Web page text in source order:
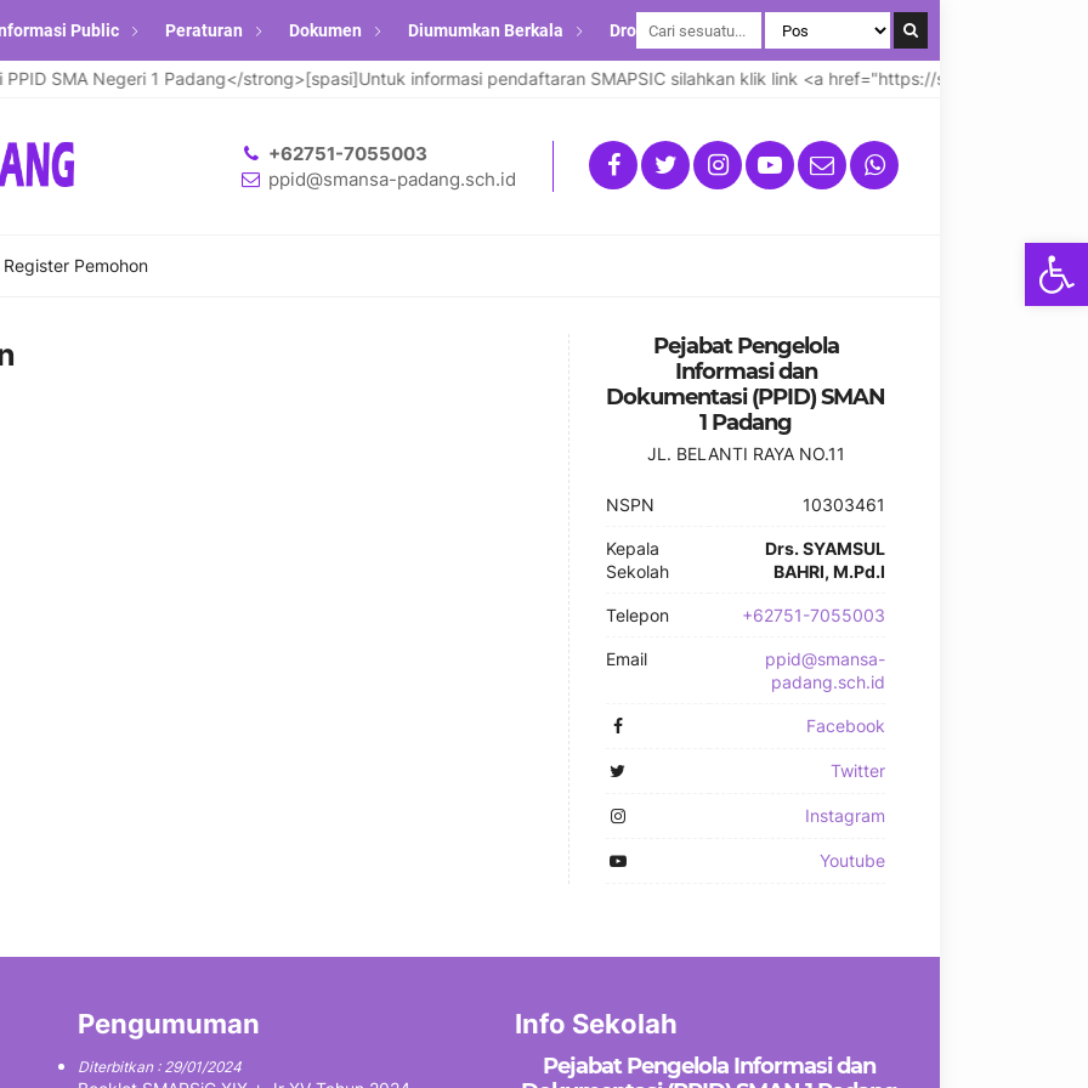
Public Peraturan Dokumen Diumumkan Berkala Drop Down
SMA Negeri 1 Padang</strong>[spasi]Untuk informasi pendaftaran SMAPSIC silahkan klik link <a href="https://
+62751-7055003
ppid@smansa-padang.sch.id
Pemohon
Pejabat Pengelola
Informasi dan
Dokumentasi (PPID) SMAN
1 Padang
JL. BELANTI RAYA NO.11
NSPN 10303461
Kepala
Sekolah
Drs. SYAMSUL
BAHRI, M.Pd.I
Telepon +62751-7055003
Email
ppid@smansa-
padang.sch.id
Facebook
Twitter
Instagram
Youtube
Pengumuman
Diterbitkan : 29/01/2024
Info Sekolah
Pejabat Pengelola Informasi dan